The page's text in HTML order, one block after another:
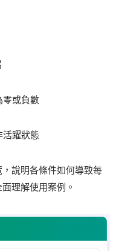
零或負數
活躍狀態
說明各條件如何導致每
理解使用案例。